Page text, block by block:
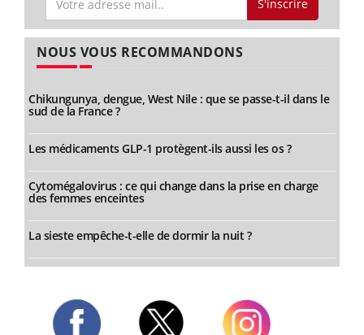
S'inscrire
NOUS VOUS RECOMMANDONS
Chikungunya, dengue, West Nile : que se passe-t-il dans le
sud de la France ?
Les médicaments GLP-1 protègent-ils aussi les os ?
Cytomégalovirus : ce qui change dans la prise en charge
des femmes enceintes
La sieste empêche-t-elle de dormir la nuit ?